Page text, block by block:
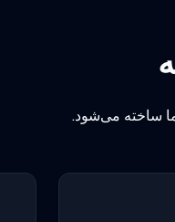
ساخته می‌شود.